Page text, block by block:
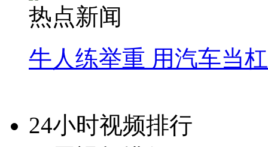
热点新闻
牛人练举重 用汽车当
24小时视频排行